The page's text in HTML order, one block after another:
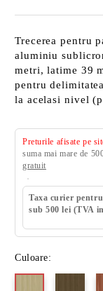
Trecerea pentru
aluminiu
metri, latime 39
pentru
la acelasi nivel
Preturile afisate pe
suma mai mare de
gratuit
Taxa curier
sub 500 lei (TVA
Culoare: